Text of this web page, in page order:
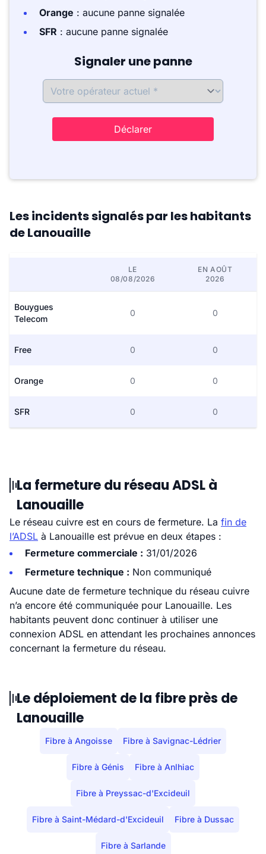
Orange : aucune panne signalée
SFR : aucune panne signalée
Signaler une panne
Déclarer
Les incidents signalés par les habitants
de Lanouaille
LE
08/08/2026
EN AOÛT
2026
Bouygues
Telecom
0 0
Free 0 0
Orange 0 0
SFR 0 0
La fermeture du réseau ADSL à
Lanouaille
Le réseau cuivre est en cours de fermeture. La fin de
l’ADSL à Lanouaille est prévue en deux étapes :
Fermeture commerciale : 31/01/2026
Fermeture technique : Non communiqué
Aucune date de fermeture technique du réseau cuivre
n’a encore été communiquée pour Lanouaille. Les
habitants peuvent donc continuer à utiliser une
connexion ADSL en attendant les prochaines annonces
concernant la fermeture du réseau.
Le déploiement de la fibre près de
Lanouaille
Fibre à Angoisse Fibre à Savignac-Lédrier
Fibre à Génis Fibre à Anlhiac
Fibre à Preyssac-d'Excideuil
Fibre à Saint-Médard-d'Excideuil Fibre à Dussac
Fibre à Sarlande